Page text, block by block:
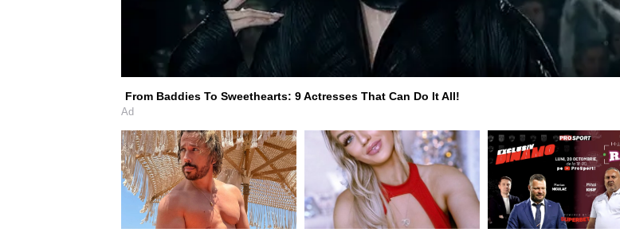
From Baddies To Sweethearts: 9 Actresses That Can Do It All!
Ad